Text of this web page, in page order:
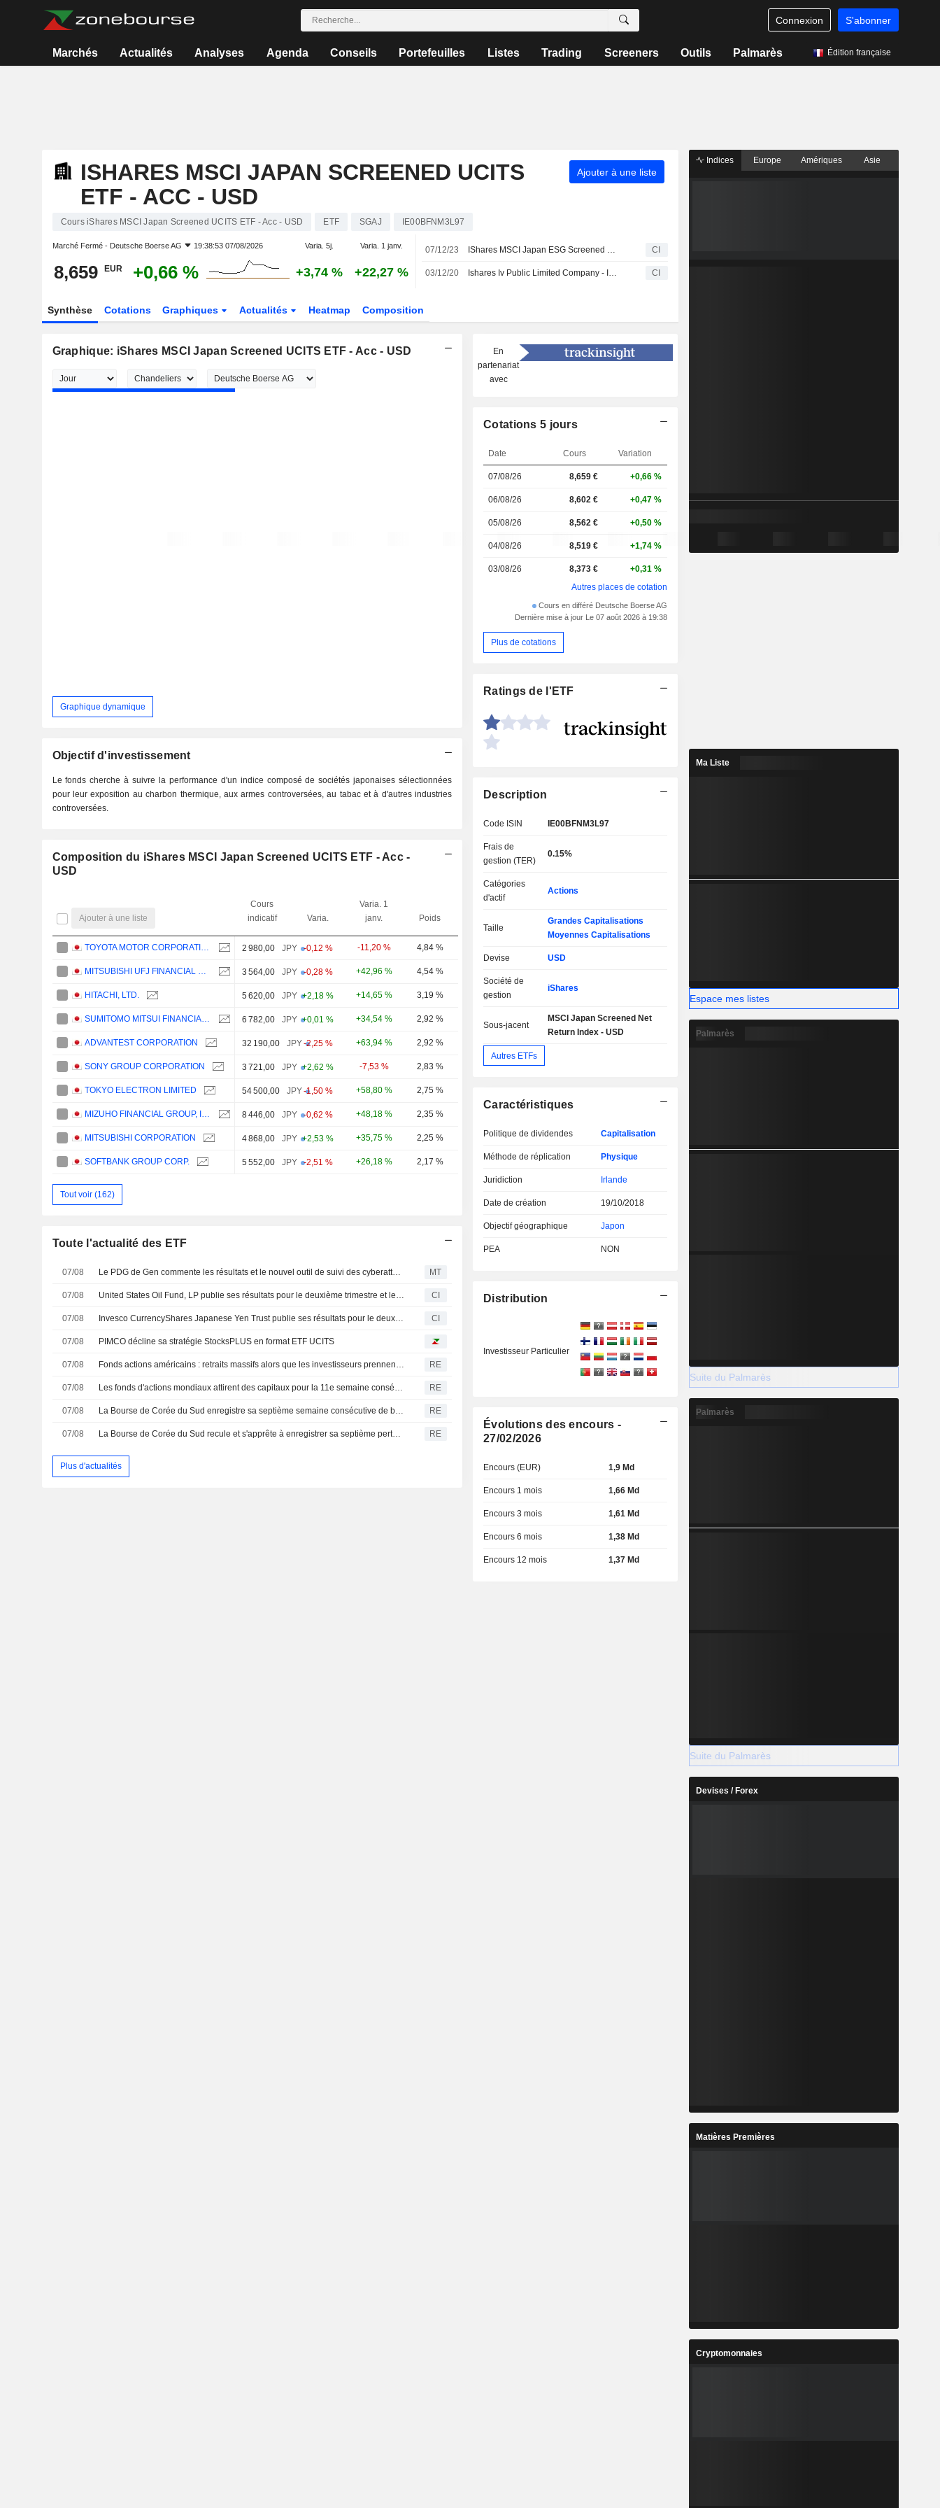
Connexion S'abonner
Marchés Actualités Analyses Agenda Conseils Portefeuilles Listes Trading Screeners Outils Palmarès Édition française
ISHARES MSCI JAPAN SCREENED UCITS
ETF - ACC - USD
Ajouter à une liste
Cours iShares MSCI Japan Screened UCITS ETF - Acc - USD ETF SGAJ IE00BFNM3L97
Marché Fermé - Deutsche Boerse AG 19:38:53 07/08/2026 Varia. 5j. Varia. 1 janv.
8,659 EUR +0,66 % +3,74 % +22,27 %
07/12/23 IShares MSCI Japan ESG Screened UCITS ETF USD (Dist) annonce une distribution intermédiaire pour l'exercice en cours, payable le 29 décembre 2023 CI
03/12/20 Ishares Iv Public Limited Company - Ishares Msci Japan Esg Screened Ucits Etf déclare un dividende, payable le 23 décembre 2020. CI
Synthèse Cotations Graphiques Actualités Heatmap Composition
Graphique: iShares MSCI Japan Screened UCITS ETF - Acc - USD
Graphique dynamique
Objectif d'investissement
Le fonds cherche à suivre la performance d'un indice composé de sociétés japonaises sélectionnées
pour leur exposition au charbon thermique, aux armes controversées, au tabac et à d'autres industries
controversées.
Composition du iShares MSCI Japan Screened UCITS ETF - Acc -
USD
Ajouter à une liste
Cours
indicatif
Varia.
Varia. 1
janv.
Poids
TOYOTA MOTOR CORPORATION 2 980,00 JPY -0,12 % -11,20 % 4,84 %
MITSUBISHI UFJ FINANCIAL GROUP, INC. 3 564,00 JPY -0,28 % +42,96 % 4,54 %
HITACHI, LTD. 5 620,00 JPY +2,18 % +14,65 % 3,19 %
SUMITOMO MITSUI FINANCIAL GROUP, INC. 6 782,00 JPY +0,01 % +34,54 % 2,92 %
ADVANTEST CORPORATION 32 190,00 JPY-2,25 % +63,94 % 2,92 %
SONY GROUP CORPORATION 3 721,00 JPY +2,62 % -7,53 % 2,83 %
TOKYO ELECTRON LIMITED 54 500,00 JPY-1,50 % +58,80 % 2,75 %
MIZUHO FINANCIAL GROUP, INC. 8 446,00 JPY -0,62 % +48,18 % 2,35 %
MITSUBISHI CORPORATION 4 868,00 JPY +2,53 % +35,75 % 2,25 %
SOFTBANK GROUP CORP. 5 552,00 JPY -2,51 % +26,18 % 2,17 %
Tout voir (162)
Toute l'actualité des ETF
07/08 Le PDG de Gen commente les résultats et le nouvel outil de suivi des cyberattaques MT
07/08 United States Oil Fund, LP publie ses résultats pour le deuxième trimestre et le premier semestre clos le 30 juin 2026 CI
07/08 Invesco CurrencyShares Japanese Yen Trust publie ses résultats pour le deuxième trimestre et le premier semestre clos le 30 juin 2026 CI
07/08 PIMCO décline sa stratégie StocksPLUS en format ETF UCITS
07/08 Fonds actions américains : retraits massifs alors que les investisseurs prennent leurs bénéfices avant les chiffres de l'emploi RE
07/08 Les fonds d'actions mondiaux attirent des capitaux pour la 11e semaine consécutive, portés par des résultats d'entreprises encourageants RE
07/08 La Bourse de Corée du Sud enregistre sa septième semaine consécutive de baisse, plombée par les doutes sur l'IA et les puces RE
07/08 La Bourse de Corée du Sud recule et s'apprête à enregistrer sa septième perte hebdomadaire consécutive RE
Plus d'actualités
En
partenariat
avec
Cotations 5 jours
Date Cours Variation
07/08/26 8,659 € +0,66 %
06/08/26 8,602 € +0,47 %
05/08/26 8,562 € +0,50 %
04/08/26 8,519 € +1,74 %
03/08/26 8,373 €
+0,31 %
Autres places de cotation
Cours en différé Deutsche Boerse AG
Dernière mise à jour Le 07 août 2026 à 19:38
Plus de cotations
Ratings de l'ETF
Description
Code ISIN IE00BFNM3L97
Frais de
gestion (TER)
0.15%
Catégories
d'actif
Actions
Taille
Grandes Capitalisations
Moyennes Capitalisations
Devise USD
Société de
gestion
iShares
Sous-jacent
MSCI Japan Screened Net
Return Index - USD
Autres ETFs
Caractéristiques
Politique de dividendes Capitalisation
Méthode de réplication Physique
Juridiction Irlande
Date de création 19/10/2018
Objectif géographique Japon
PEA NON
Distribution
Investisseur Particulier
Évolutions des encours -
27/02/2026
Encours (EUR) 1,9 Md
Encours 1 mois 1,66 Md
Encours 3 mois 1,61 Md
Encours 6 mois 1,38 Md
Encours 12 mois 1,37 Md
Indices Europe Amériques Asie
Ma Liste
Espace mes listes
Palmarès
Suite du Palmarès
Palmarès
Suite du Palmarès
Devises / Forex
Matières Premières
Cryptomonnaies